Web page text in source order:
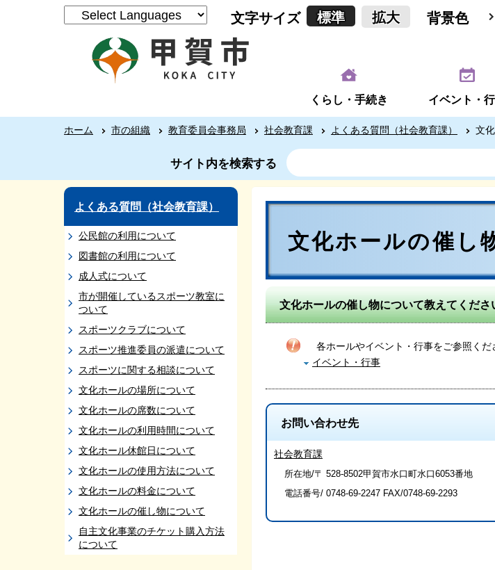
文字サイズ 標準 拡大 背景色
くらし・手続き イベント・
ホーム 市の組織 教育委員会事務局 社会教育課 よくある質問（社会教育課） 文
サイト内を検索する
よくある質問（社会教育課）
公民館の利用について
図書館の利用について
成人式について
市が開催しているスポーツ教室に
ついて
スポーツクラブについて
スポーツ推進委員の派遣について
スポーツに関する相談について
文化ホールの場所について
文化ホールの席数について
文化ホールの利用時間について
文化ホール休館日について
文化ホールの使用方法について
文化ホールの料金について
文化ホールの催し物について
自主文化事業のチケット購入方法
について
文化ホールの催し
文化ホールの催し物について教えてくださ
各ホールやイベント・行事をご参照くだ
イベント・行事
お問い合わせ先
社会教育課
所在地/〒 528-8502甲賀市水口町水口6053番地
電話番号/ 0748-69-2247 FAX/0748-69-2293